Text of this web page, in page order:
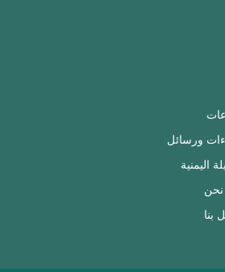
ورسائل
اليمنية
بنا